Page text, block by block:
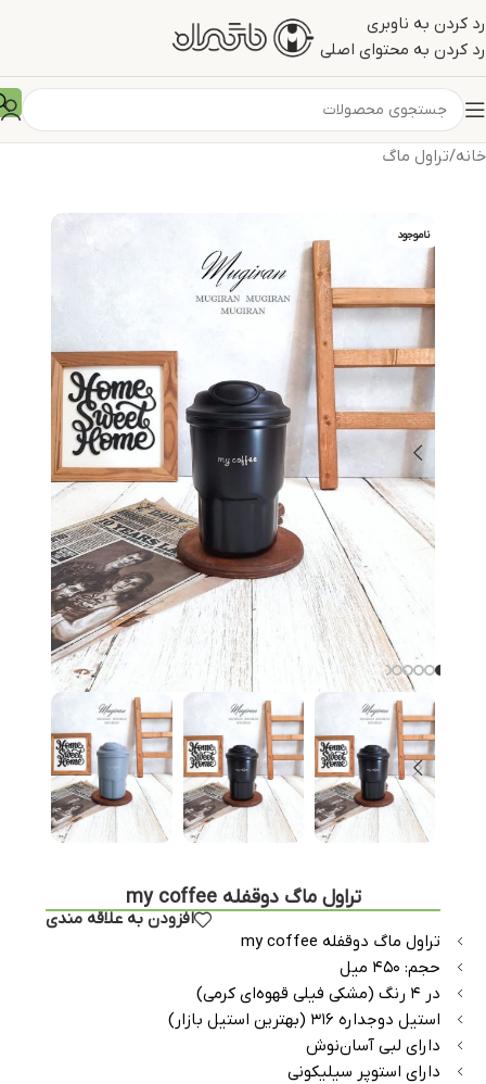
رد کردن به ناوبری
رد کردن به محتوای اصلی
خانه/تراول ماگ
ناموجود
تراول ماگ دوقفله my coffee
افزودن به علاقه مندی
تراول ماگ دوقفله my coffee
حجم: ۴۵۰ میل
در ۴ رنگ (مشکی فیلی قهوه‌ای کرمی)
استیل دوجداره ۳۱۶ (بهترین استیل بازار)
دارای لبی آسان‌نوش
دارای استوپر سیلیکونی